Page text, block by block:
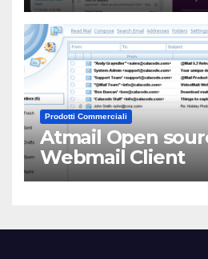
Prodotti Commerciali
Atmail Open
Webmail Client